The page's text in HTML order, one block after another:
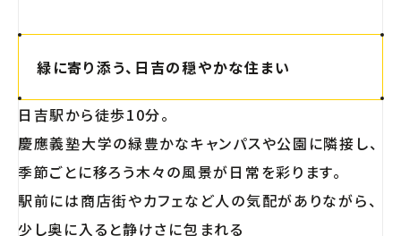
緑に寄り添う、日吉の穏やかな住まい
日吉駅から徒歩10分。
慶應義塾大学の緑豊かなキャンパスや公園に隣接し、
季節ごとに移ろう木々の風景が日常を彩ります。
駅前には商店街やカフェなど人の気配がありながら、
少し奥に入ると静けさに包まれる――